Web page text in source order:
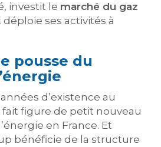
investit le marché du gaz
déploie ses activités à
pousse du
d’existence au
figure de petit nouveau
en France. Et
bénéficie de la structure